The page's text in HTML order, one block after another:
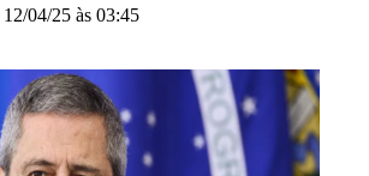
12/04/25 às 03:45